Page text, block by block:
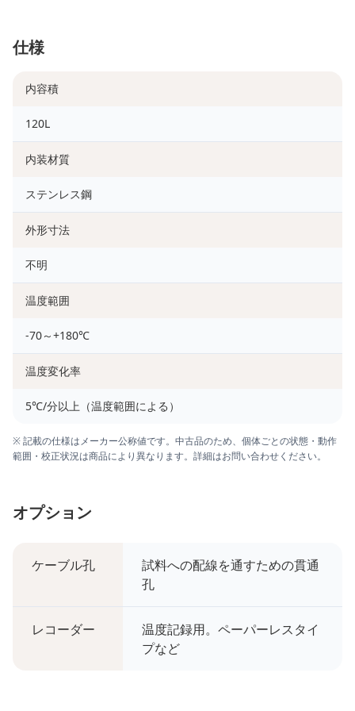
仕様
内容積
120L
内装材質
ステンレス鋼
外形寸法
不明
温度範囲
-70～+180℃
温度変化率
5℃/分以上（温度範囲による）
※ 記載の仕様はメーカー公称値です。中古品のため、個体ごとの状態・動作
範囲・校正状況は商品により異なります。詳細はお問い合わせください。
オプション
ケーブル孔
試料への配線を通すための貫通
孔
レコーダー
温度記録用。ペーパーレスタイ
プなど